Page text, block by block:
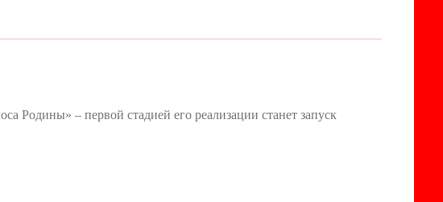
Родины» – первой стадией его реализации станет запуск